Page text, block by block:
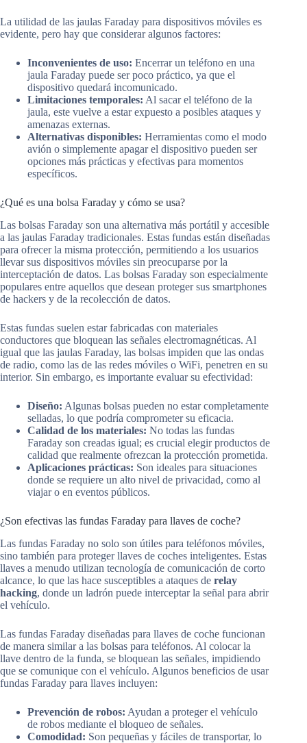
La utilidad de las jaulas Faraday para dispositivos móviles es
evidente, pero hay que considerar algunos factores:
Inconvenientes de uso: Encerrar un teléfono en una
jaula Faraday puede ser poco práctico, ya que el
dispositivo quedará incomunicado.
Limitaciones temporales: Al sacar el teléfono de la
jaula, este vuelve a estar expuesto a posibles ataques y
amenazas externas.
Alternativas disponibles: Herramientas como el modo
avión o simplemente apagar el dispositivo pueden ser
opciones más prácticas y efectivas para momentos
específicos.
¿Qué es una bolsa Faraday y cómo se usa?
Las bolsas Faraday son una alternativa más portátil y accesible
a las jaulas Faraday tradicionales. Estas fundas están diseñadas
para ofrecer la misma protección, permitiendo a los usuarios
llevar sus dispositivos móviles sin preocuparse por la
interceptación de datos. Las bolsas Faraday son especialmente
populares entre aquellos que desean proteger sus smartphones
de hackers y de la recolección de datos.
Estas fundas suelen estar fabricadas con materiales
conductores que bloquean las señales electromagnéticas. Al
igual que las jaulas Faraday, las bolsas impiden que las ondas
de radio, como las de las redes móviles o WiFi, penetren en su
interior. Sin embargo, es importante evaluar su efectividad:
Diseño: Algunas bolsas pueden no estar completamente
selladas, lo que podría comprometer su eficacia.
Calidad de los materiales: No todas las fundas
Faraday son creadas igual; es crucial elegir productos de
calidad que realmente ofrezcan la protección prometida.
Aplicaciones prácticas: Son ideales para situaciones
donde se requiere un alto nivel de privacidad, como al
viajar o en eventos públicos.
¿Son efectivas las fundas Faraday para llaves de coche?
Las fundas Faraday no solo son útiles para teléfonos móviles,
sino también para proteger llaves de coches inteligentes. Estas
llaves a menudo utilizan tecnología de comunicación de corto
alcance, lo que las hace susceptibles a ataques de relay
hacking, donde un ladrón puede interceptar la señal para abrir
el vehículo.
Las fundas Faraday diseñadas para llaves de coche funcionan
de manera similar a las bolsas para teléfonos. Al colocar la
llave dentro de la funda, se bloquean las señales, impidiendo
que se comunique con el vehículo. Algunos beneficios de usar
fundas Faraday para llaves incluyen:
Prevención de robos: Ayudan a proteger el vehículo
de robos mediante el bloqueo de señales.
Comodidad: Son pequeñas y fáciles de transportar, lo